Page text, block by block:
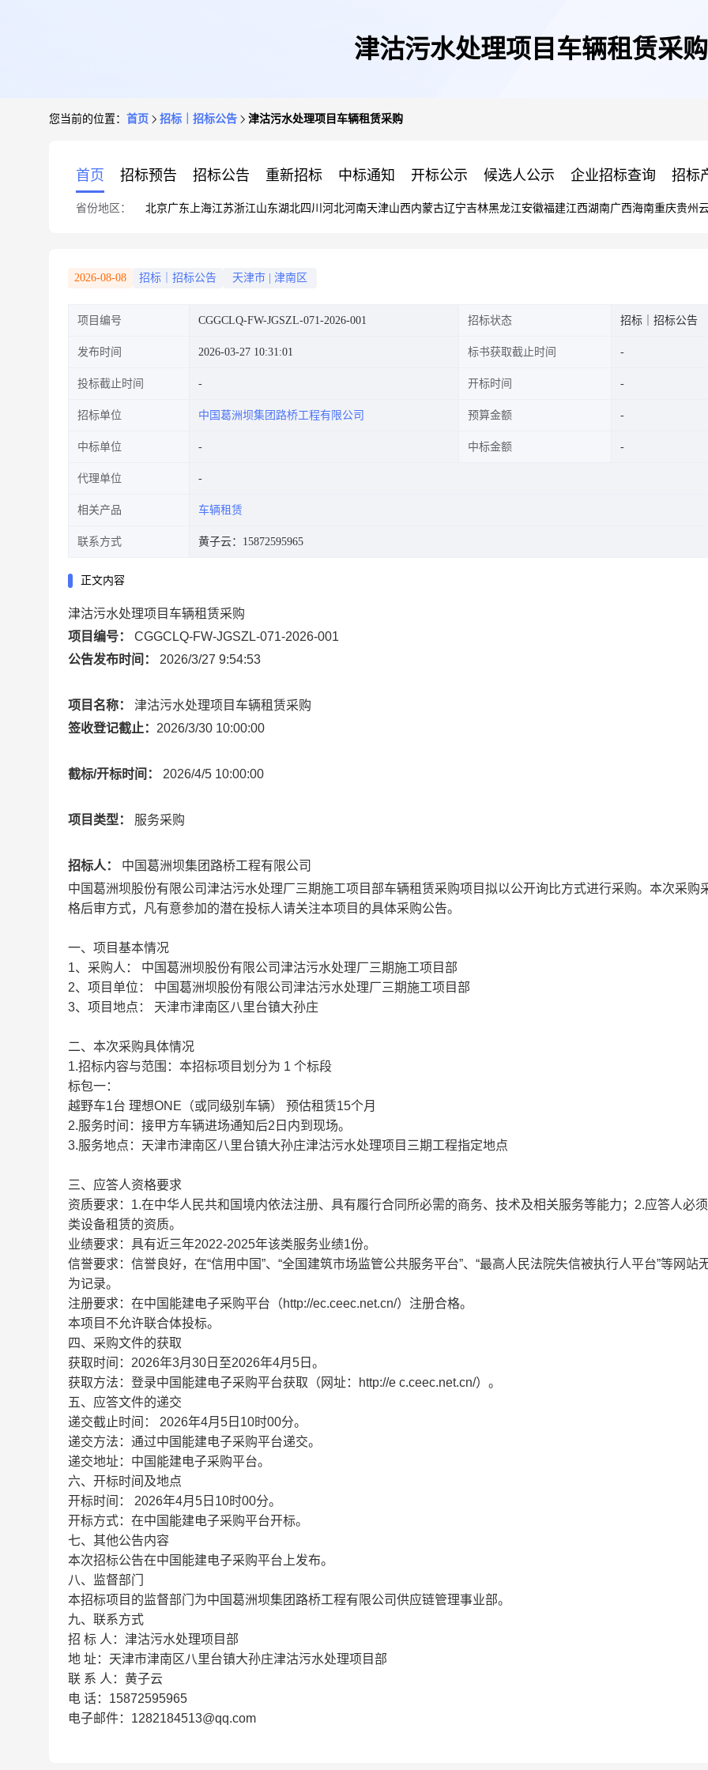
津沽污水处理项目车辆租赁采购
您当前的位置： 首页 招标｜招标公告 津沽污水处理项目车辆租赁采购
首页 招标预告 招标公告 重新招标 中标通知 开标公示 候选人公示 企业招标查询 招标
省份地区： 北京广东 上海江苏浙江山东湖北四川 河北河南天津山西内蒙古辽宁吉林黑龙江安徽福建江西湖南广西海南重庆贵州
2026-08-08 招标｜招标公告 天津市 津南区
项目编号 CGGCLQ-FW-JGSZL-071-2026-001 招标状态 招标｜招标公告
发布时间 2026-03-27 10:31:01 标书获取截止时间
投标截止时间 开标时间
招标单位 中国葛洲坝集团路桥工程有限公司 预算金额
中标单位 中标金额
代理单位
相关产品 车辆租赁
联系方式 黄子云：15872595965
正文内容
津沽污水处理项目车辆租赁采购
项目编号：
CGGCLQ-FW-JGSZL-071-2026-001
公告发布时间：
2026/3/27 9:54:53
项目名称：
津沽污水处理项目车辆租赁采购
签收登记截止： 2026/3/30 10:00:00
截标/开标时间： 2026/4/5 10:00:00
项目类型： 服务采购
招标人：
中国葛洲坝集团路桥工程有限公司
中国葛洲坝股份有限公司津沽污水处理厂三期施工项目部车辆租赁采购项目拟以公开询比方式进行采购。本次采购
格后审方式，凡有意参加的潜在投标人请关注本项目的具体采购公告。
一、项目基本情况
1、采购人： 中国葛洲坝股份有限公司津沽污水处理厂三期施工项目部
2、项目单位： 中国葛洲坝股份有限公司津沽污水处理厂三期施工项目部
3、项目地点： 天津市津南区八里台镇大孙庄
二、本次采购具体情况
1.招标内容与范围：本招标项目划分为 1 个标段
标包一：
越野车1台 理想ONE（或同级别车辆） 预估租赁15个月
2.服务时间：接甲方车辆进场通知后2日内到现场。
3.服务地点：天津市津南区八里台镇大孙庄津沽污水处理项目三期工程指定地点
三、应答人资格要求
资质要求：1.在中华人民共和国境内依法注册、具有履行合同所必需的商务、技术及相关服务等能力；2.应答人必
类设备租赁的资质。
业绩要求：具有近三年2022-2025年该类服务业绩1份。
信誉要求：信誉良好，在“信用中国”、“全国建筑市场监管公共服务平台”、“最高人民法院失信被执行人平台”等网站
为记录。
注册要求：在中国能建电子采购平台（http://ec.ceec.net.cn/）注册合格。
本项目不允许联合体投标。
四、采购文件的获取
获取时间：2026年3月30日至2026年4月5日。
获取方法：登录中国能建电子采购平台获取（网址：http://e c.ceec.net.cn/）。
五、应答文件的递交
递交截止时间： 2026年4月5日10时00分。
递交方法：通过中国能建电子采购平台递交。
递交地址：中国能建电子采购平台。
六、开标时间及地点
开标时间： 2026年4月5日10时00分。
开标方式：在中国能建电子采购平台开标。
七、其他公告内容
本次招标公告在中国能建电子采购平台上发布。
八、监督部门
本招标项目的监督部门为中国葛洲坝集团路桥工程有限公司供应链管理事业部。
九、联系方式
招 标 人：津沽污水处理项目部
地 址：天津市津南区八里台镇大孙庄津沽污水处理项目部
联 系 人：黄子云
电 话：15872595965
电子邮件：1282184513@qq.com